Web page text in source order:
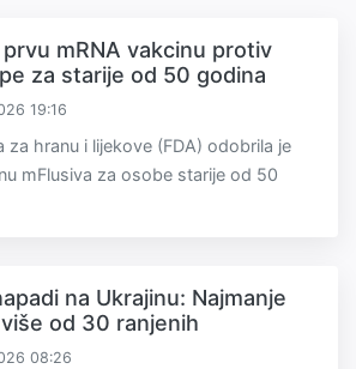
mRNA vakcinu protiv
za starije od 50 godina
19:16
za hranu i lijekove (FDA) odobrila je
mFlusiva za osobe starije od 50
na Ukrajinu: Najmanje
od 30 ranjenih
08:26